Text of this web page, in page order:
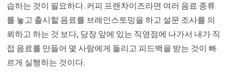
습하는 것이 필요하다. 커피 프랜차이즈라면 여러 음료 종류
를 놓고 출시할 음료를 브레인스토밍을 하고 설문 조사를 의
뢰하고 하는 것 보다, 당장 앞에 있는 직영점에 나가서 내가 직
접 음료를 만들어 몇 사람에게 돌리고 피드백을 받는 것이 빠
르게 실행하는 것이다.